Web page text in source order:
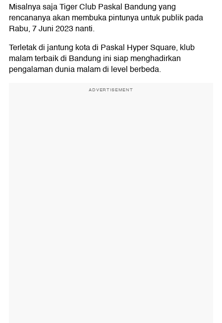
Misalnya saja Tiger Club Paskal Bandung yang
rencananya akan membuka pintunya untuk publik pada
Rabu, 7 Juni 2023 nanti.
Terletak di jantung kota di Paskal Hyper Square, klub
malam terbaik di Bandung ini siap menghadirkan
pengalaman dunia malam di level berbeda.
ADVERTISEMENT